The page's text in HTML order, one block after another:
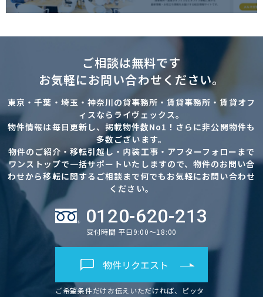
ご相談は無料です
お気軽にお問い合わせください。
東京・千葉・埼玉・神奈川の貸事務所・賃貸事務所・賃貸オフ
ィスならライヴェックス。
物件情報は毎日更新し、掲載物件数No1！さらに非公開物件も
多数ございます。
物件のご紹介・移転引越し・内装工事・アフターフォローまで
ワンストップで一括サポートいたしますので、物件のお問い合
わせから移転に関するご相談まで何でもお気軽にお問い合わせ
ください。
0120-620-213
受付時間 平日9:00～18:00
物件リクエスト
ご希望条件だけお伝えいただければ、ピッタ